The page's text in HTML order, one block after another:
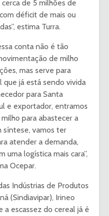
de 5 milhões de
déficit de mais ou
estima Turra.
conta não é tão
de milho
mas serve para
que já está sendo vivida
para Santa
e exportador, entramos
para abastecer a
síntese, vamos ter
atender a demanda,
uma logística mais cara”,
Ocepar.
Indústrias de Produtos
(Sindiavipar), Irineo
a escassez do cereal já é